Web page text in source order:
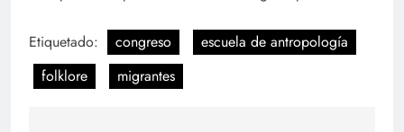
Etiquetado: congreso
escuela de antropología
folklore
migrantes